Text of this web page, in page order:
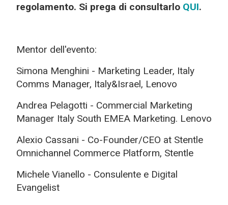
regolamento. Si prega di consultarlo QUI.
Mentor dell'evento:
Simona Menghini - Marketing Leader, Italy
Comms Manager, Italy&Israel, Lenovo
Andrea Pelagotti - Commercial Marketing
Manager Italy South EMEA Marketing. Lenovo
Alexio Cassani - Co-Founder/CEO at Stentle
Omnichannel Commerce Platform, Stentle
Michele Vianello - Consulente e Digital
Evangelist